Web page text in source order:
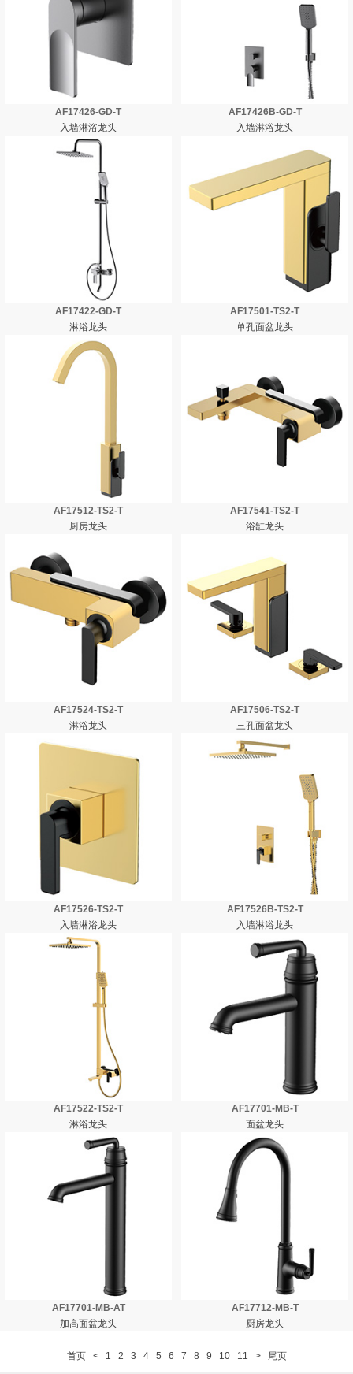
AF17426-GD-T
入墙淋浴龙头
AF17426B-GD-T
入墙淋浴龙头
AF17422-GD-T
淋浴龙头
AF17501-TS2-T
单孔面盆龙头
AF17512-TS2-T
厨房龙头
AF17541-TS2-T
浴缸龙头
AF17524-TS2-T
淋浴龙头
AF17506-TS2-T
三孔面盆龙头
AF17526-TS2-T
入墙淋浴龙头
AF17526B-TS2-T
入墙淋浴龙头
AF17522-TS2-T
淋浴龙头
AF17701-MB-T
面盆龙头
AF17701-MB-AT
加高面盆龙头
AF17712-MB-T
厨房龙头
首页 < 1 2 3 4 5 6 7 8 9 10 11 > 尾页